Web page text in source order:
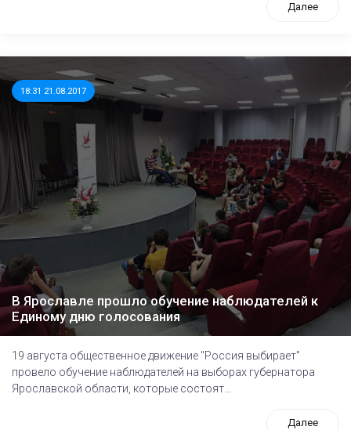
Далее
18:31 21.08.2017
В Ярославле прошло обучение наблюдателей к
Единому дню голосования
19 августа общественное движение "Россия выбирает"
провело обучение наблюдателей на выборах губернатора
Ярославской области, которые состоят...
Далее